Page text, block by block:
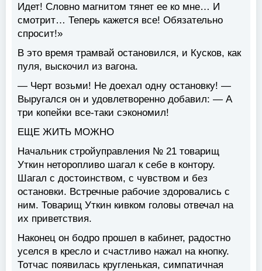
Идет! Словно магнитом тянет ее ко мне… И
смотрит… Теперь кажется все! Обязательно
спросит!»
В это время трамвай остановился, и Кусков, как
пуля, выскочил из вагона.
— Черт возьми! Не доехал одну остановку! —
Выругался он и удовлетворенно добавил: — А
три копейки все-таки сэкономил!
ЕЩЕ ЖИТЬ МОЖНО
Начальник стройуправления № 21 товарищ
Уткин неторопливо шагал к себе в контору.
Шагал с достоинством, с чувством и без
остановки. Встречные рабочие здоровались с
ним. Товарищ Уткин кивком головы отвечал на
их приветствия.
Наконец он бодро прошел в кабинет, радостно
уселся в кресло и счастливо нажал на кнопку.
Тотчас появилась кругленькая, симпатичная